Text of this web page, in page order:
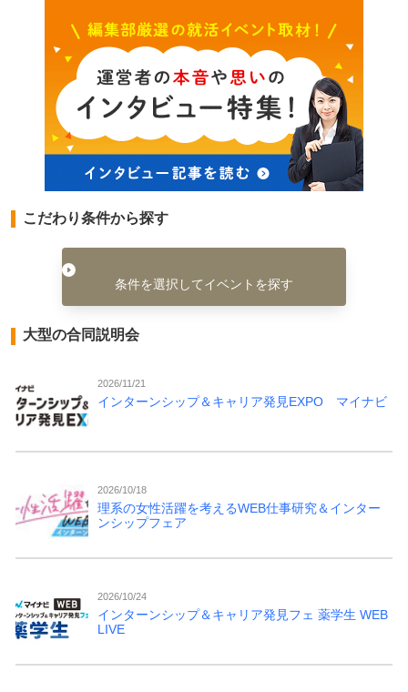
こだわり条件から探す
条件を選択してイベントを探す
大型の合同説明会
2026/11/21
インターンシップ＆キャリア発見EXPO マイナビ
2026/10/18
理系の女性活躍を考えるWEB仕事研究＆インター
ンシップフェア
2026/10/24
インターンシップ＆キャリア発見フェ 薬学生 WEB
LIVE